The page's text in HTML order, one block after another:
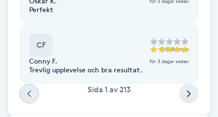
Föning
Gel naglar
Gelenaglar
Gellack
Perfekt
CF till Arman
Conny F. för 3 dagar sedan
Trevlig upplevelse och bra resultat.
Sida 1 av 213